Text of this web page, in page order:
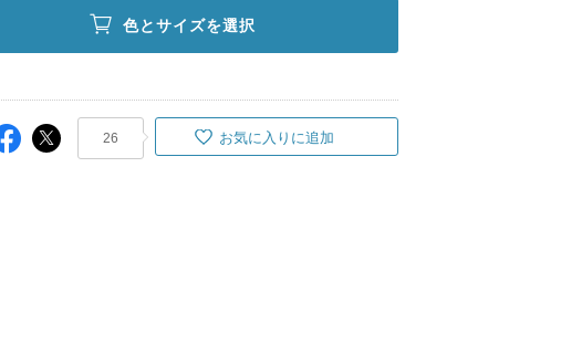
色とサイズを選択
26 お気に入りに追加